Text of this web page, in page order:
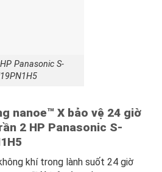
Panasonic S-
nanoe™ X bảo vệ 24 giờ
2 HP Panasonic S-
khí trong lành suốt 24 giờ